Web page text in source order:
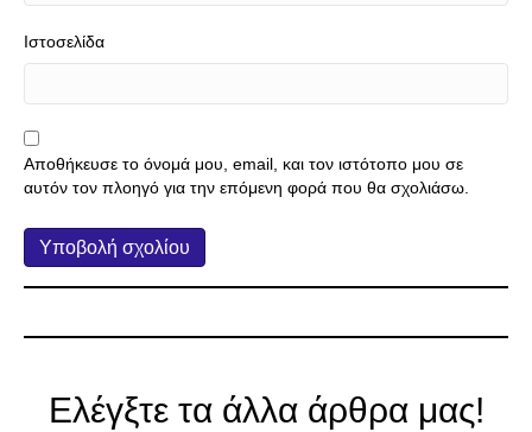
Ιστοσελίδα
Αποθήκευσε το όνομά μου, email, και τον ιστότοπο μου σε
αυτόν τον πλοηγό για την επόμενη φορά που θα σχολιάσω.
Ελέγξτε τα άλλα άρθρα μας!